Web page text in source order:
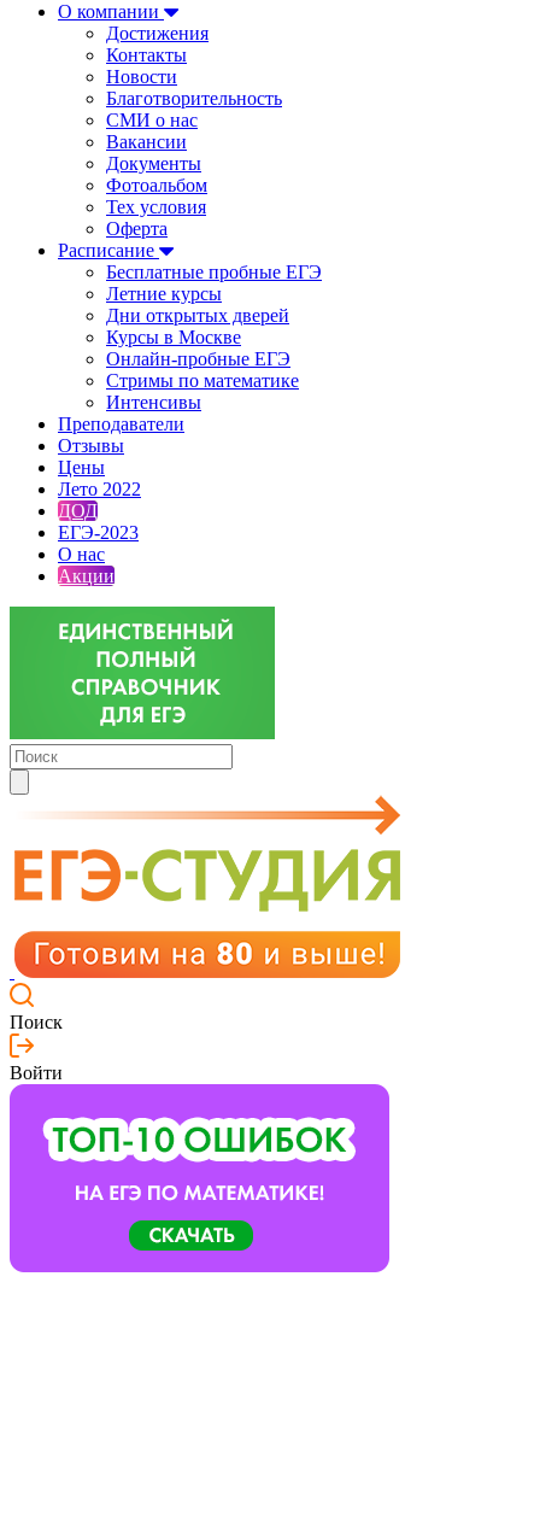
О компании
Достижения
Контакты
Новости
Благотворительность
СМИ о нас
Вакансии
Документы
Фотоальбом
Тех условия
Оферта
Расписание
Бесплатные пробные ЕГЭ
Летние курсы
Дни открытых дверей
Курсы в Москве
Онлайн-пробные ЕГЭ
Стримы по математике
Интенсивы
Преподаватели
Отзывы
Цены
Лето 2022
ДОД
ЕГЭ-2023
О нас
Акции
Поиск
Войти